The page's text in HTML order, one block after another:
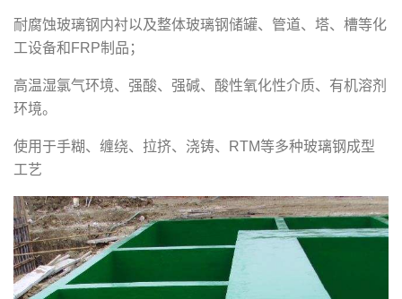
耐腐蚀玻璃钢内衬以及整体玻璃钢储罐、管道、塔、槽等化
工设备和FRP制品；
高温湿氯气环境、强酸、强碱、酸性氧化性介质、有机溶剂
环境。
使用于手糊、缠绕、拉挤、浇铸、RTM等多种玻璃钢成型
工艺